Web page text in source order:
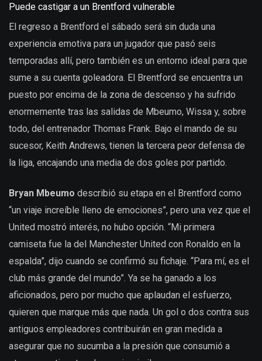
Puede castigar a un Brentford vulnerable
El regreso a Brentford el sábado será sin duda una
experiencia emotiva para un jugador que pasó seis
temporadas allí, pero también es un entorno ideal para que
sume a su cuenta goleadora. El Brentford se encuentra un
puesto por encima de la zona de descenso y ha sufrido
enormemente tras las salidas de Mbeumo, Wissa y, sobre
todo, del entrenador Thomas Frank. Bajo el mando de su
sucesor, Keith Andrews, tienen la tercera peor defensa de
la liga, encajando una media de dos goles por partido.
Bryan Mbeumo describió su etapa en el Brentford como
“un viaje increíble lleno de emociones”, pero una vez que el
United mostró interés, no hubo opción. “Mi primera
camiseta fue la del Manchester United con Ronaldo en la
espalda”, dijo cuando se confirmó su fichaje. “Para mí, es el
club más grande del mundo”. Ya se ha ganado a los
aficionados, pero por mucho que aplaudan el esfuerzo,
quieren que marque más que nada. Un gol o dos contra sus
antiguos empleadores contribuirán en gran medida a
asegurar que no sucumba a la presión que consumió a